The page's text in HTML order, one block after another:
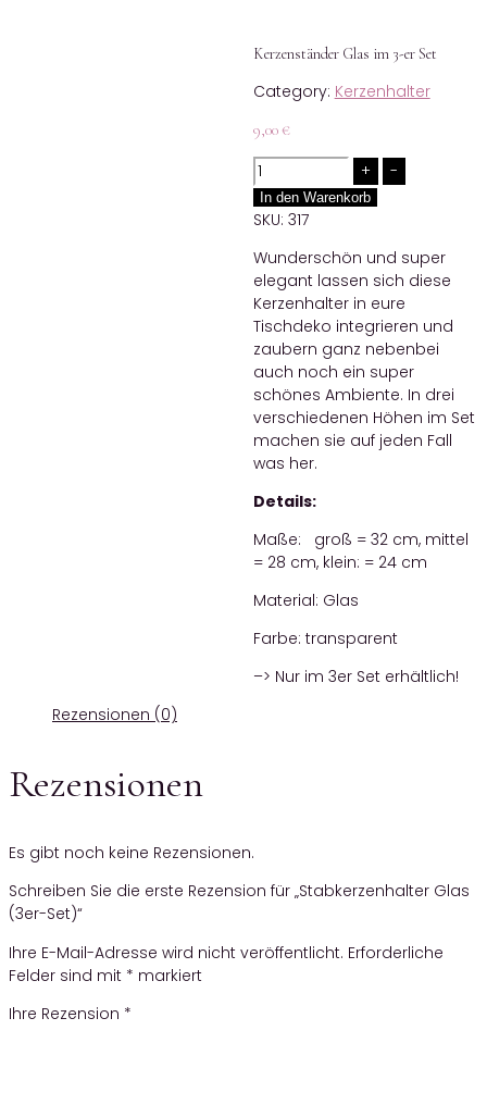
Kerzenständer Glas im 3-er Set
Category: Kerzenhalter
9,00 €
Quantity
In den Warenkorb
SKU: 317
Wunderschön und super
elegant lassen sich diese
Kerzenhalter in eure
Tischdeko integrieren und
zaubern ganz nebenbei
auch noch ein super
schönes Ambiente. In drei
verschiedenen Höhen im Set
machen sie auf jeden Fall
was her.
Details:
Maße: groß = 32 cm, mittel
= 28 cm, klein: = 24 cm
Material: Glas
Farbe: transparent
–> Nur im 3er Set erhältlich!
Rezensionen (0)
Rezensionen
Es gibt noch keine Rezensionen.
Schreiben Sie die erste Rezension für „Stabkerzenhalter Glas
(3er-Set)“
Ihre E-Mail-Adresse wird nicht veröffentlicht. Erforderliche
Felder sind mit * markiert
Ihre Rezension *